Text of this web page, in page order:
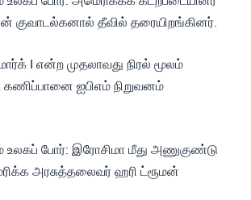
குவாடல்கனால் தீவில் தரையிறங்கினர்.
I என்ற முதலாவது நிரல் மூலம்
கணிப்பானை ஐபிஎம் நிறுவனம்
போர்: இரோசிமா மீது அணுகுண்டு
அரசுத்தலைவர் ஹரி ட்ரூமன்